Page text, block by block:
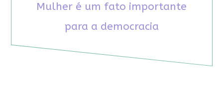
Mulher é um fato importante
para a democracia